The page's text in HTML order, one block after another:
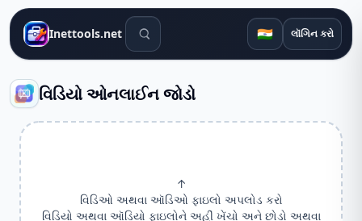
Inettools.net શોધ સાધનો 🇮🇳 લૉગિન કરો
વિડિયો ઓનલાઈન જોડો
↑
વિડિઓ અથવા ઑડિઓ ફાઇલો અપલોડ કરો
વિડિયો અથવા ઑડિયો ફાઇલોને અહીં ખેંચો અને છોડો અથવા